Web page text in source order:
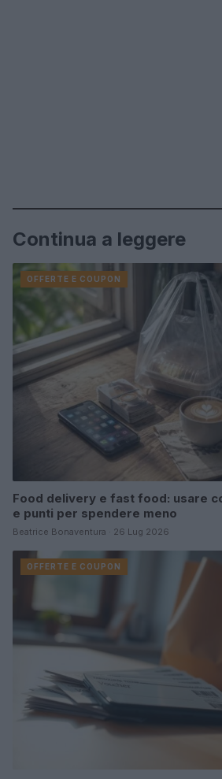
Continua a leggere
OFFERTE E COUPON
Food delivery e fast food: usare
e punti per spendere meno
Beatrice Bonaventura · 26 Lug 2026
OFFERTE E COUPON